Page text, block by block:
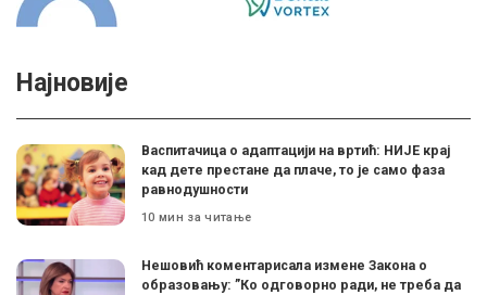
Најновије
Васпитачица о адаптацији на вртић: НИЈЕ крај
кад дете престане да плаче, то је само фаза
равнодушности
10 мин за читање
Нешовић коментарисала измене Закона о
образовању: ”Ко одговорно ради, не треба да